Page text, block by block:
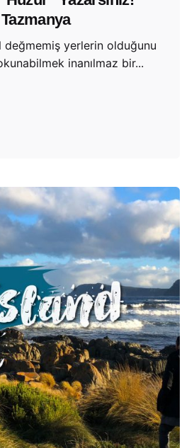
değmemiş yerlerin olduğunu
inanılmaz bir...